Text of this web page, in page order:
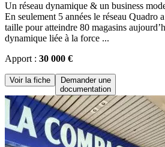
Un réseau dynamique & un business
En seulement 5 années le réseau Quadro
taille pour atteindre 80 magasins
dynamique liée à la force ...
Apport : 30 000 €
Voir la fiche
Demander une
documentation